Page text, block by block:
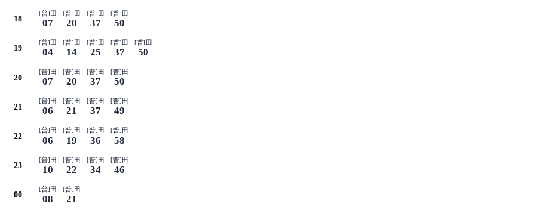
18
[普]田
07
[普]田
20
[普]田
37
[普]田
50
19
[普]田
04
[普]田
14
[普]田
25
[普]田
37
[普]田
50
20
[普]田
07
[普]田
20
[普]田
37
[普]田
50
21
[普]田
06
[普]田
21
[普]田
37
[普]田
49
22
[普]田
06
[普]田
19
[普]田
36
[普]田
58
23
[普]田
10
[普]田
22
[普]田
34
[普]田
46
00
[普]田
08
[普]田
21